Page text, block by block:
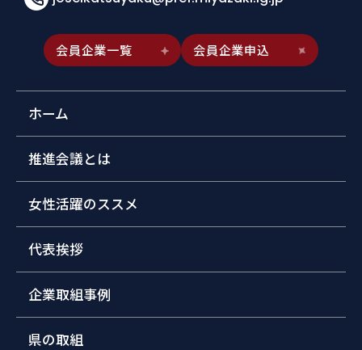
会員企業一覧 会員企業申込
ホーム
推進会議とは
女性活躍のススメ
代表挨拶
企業取組事例
県の取組